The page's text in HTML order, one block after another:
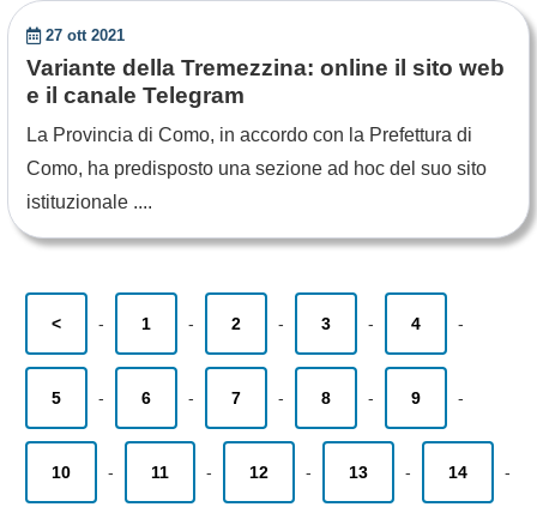
27 ott 2021
Variante della Tremezzina: online il sito web
e il canale Telegram
La Provincia di Como, in accordo con la Prefettura di
Como, ha predisposto una sezione ad hoc del suo sito
istituzionale ....
< - 1 - 2 - 3 - 4 -
5 - 6 - 7 - 8 - 9 -
10 - 11 - 12 - 13 - 14 -